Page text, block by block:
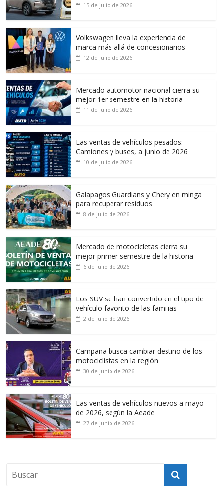
15 de julio de 2026
Volkswagen lleva la experiencia de
marca más allá de concesionarios
12 de julio de 2026
Mercado automotor nacional cierra su
mejor 1er semestre en la historia
11 de julio de 2026
Las ventas de vehículos pesados:
Camiones y buses, a junio de 2026
10 de julio de 2026
Galapagos Guardians y Chery en minga
para recuperar residuos
8 de julio de 2026
Mercado de motocicletas cierra su
mejor primer semestre de la historia
6 de julio de 2026
Los SUV se han convertido en el tipo de
vehículo favorito de las familias
2 de julio de 2026
Campaña busca cambiar destino de los
motociclistas en la región
30 de junio de 2026
Las ventas de vehículos nuevos a mayo
de 2026, según la Aeade
27 de junio de 2026